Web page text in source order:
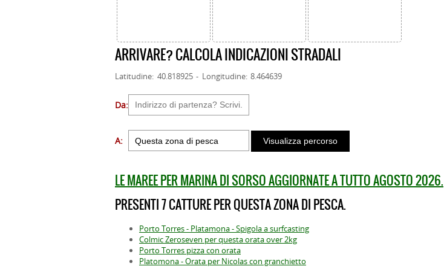
ARRIVARE? CALCOLA INDICAZIONI STRADALI
Latitudine: 40.818925 - Longitudine: 8.464639
Da:
A:
LE MAREE PER MARINA DI SORSO AGGIORNATE A TUTTO AGOSTO 2026.
PRESENTI 7 CATTURE PER QUESTA ZONA DI PESCA.
Porto Torres - Platamona - Spigola a surfcasting
Colmic Zeroseven per questa orata over 2kg
Porto Torres pizza con orata
Platomona - Orata per Nicolas con granchietto